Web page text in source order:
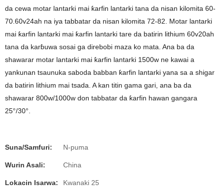
da cewa motar lantarki mai ƙarfin lantarki tana da nisan kilomita 60-
70.60v24ah na iya tabbatar da nisan kilomita 72-82. Motar lantarki
mai ƙarfin lantarki mai ƙarfin lantarki tare da batirin lithium 60v20ah
tana da karɓuwa sosai ga direbobi maza ko mata. Ana ba da
shawarar motar lantarki mai ƙarfin lantarki 1500w ne kawai a
yankunan tsaunuka saboda babban ƙarfin lantarki yana sa a shigar
da batirin lithium mai tsada. A kan titin gama gari, ana ba da
shawarar 800w/1000w don tabbatar da ƙarfin hawan gangara
25°/30°.
Suna/Samfuri: N-puma
Wurin Asali: China
Lokacin Isarwa: Kwanaki 25